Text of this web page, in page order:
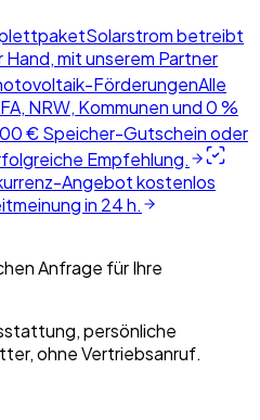
Solarstrom betreibt
mit unserem Partner
FörderungenAlle
NRW, Kommunen und 0 %
€ Speicher-Gutschein oder
Empfehlung.
Angebot kostenlos
in 24 h.
Anfrage für Ihre
persönliche
ohne Vertriebsanruf.